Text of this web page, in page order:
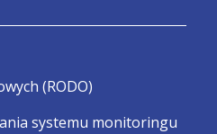
(RODO)
systemu monitoringu